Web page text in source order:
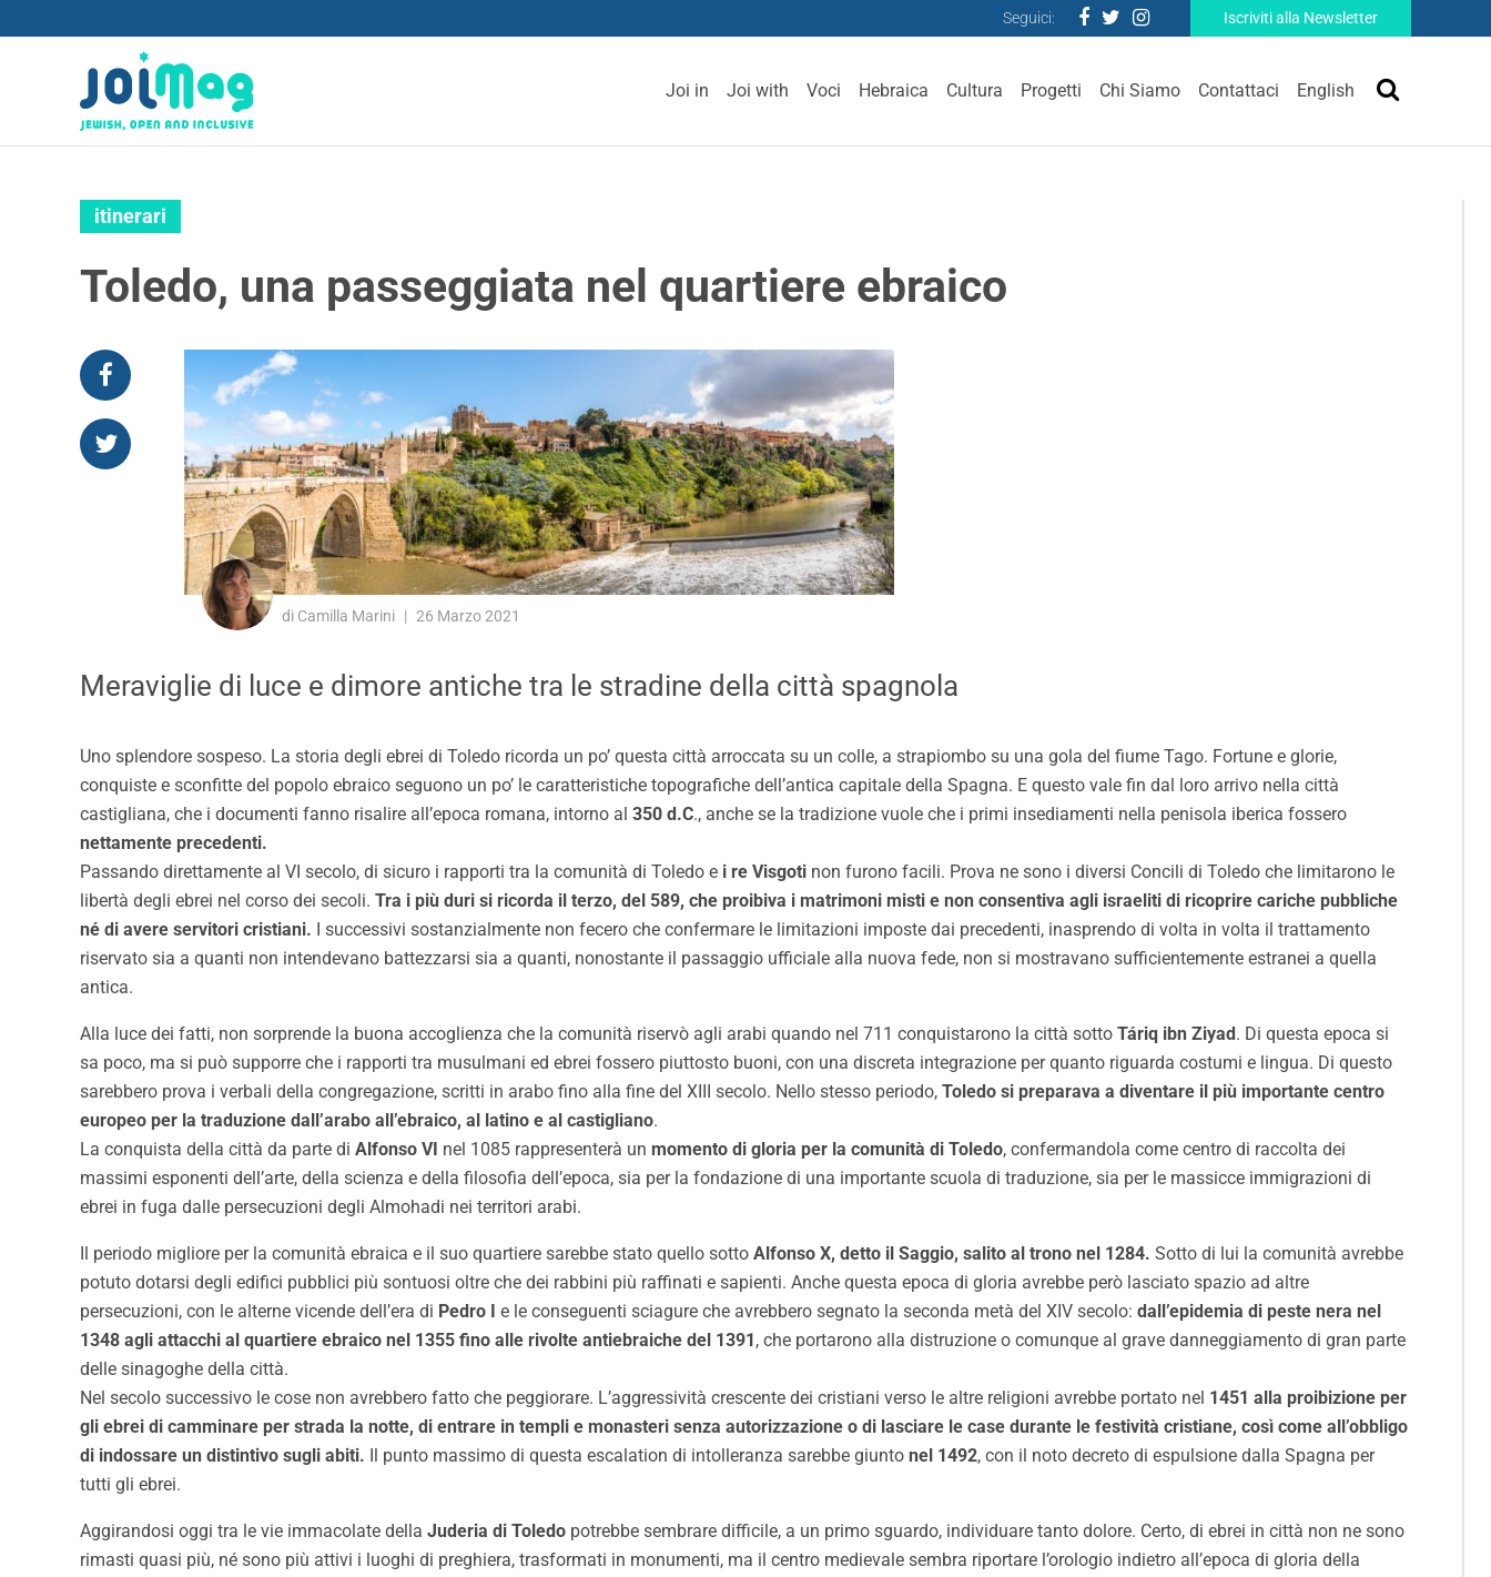
Seguici: Iscriviti alla Newsletter
Joi in Joi with Voci Hebraica Cultura Progetti Chi Siamo Contattaci English
itinerari
Toledo, una passeggiata nel quartiere ebraico
di Camilla Marini 26 Marzo 2021
Meraviglie di luce e dimore antiche tra le stradine della città spagnola
Uno splendore sospeso. La storia degli ebrei di Toledo ricorda un po’ questa città arroccata su un colle, a strapiombo su una gola del fiume Tago. Fortune e glorie,
conquiste e sconfitte del popolo ebraico seguono un po’ le caratteristiche topografiche dell’antica capitale della Spagna. E questo vale fin dal loro arrivo nella città
castigliana, che i documenti fanno risalire all’epoca romana, intorno al 350 d.C., anche se la tradizione vuole che i primi insediamenti nella penisola iberica fossero
nettamente precedenti.
Passando direttamente al VI secolo, di sicuro i rapporti tra la comunità di Toledo e i re Visgoti non furono facili. Prova ne sono i diversi Concili di Toledo che limitarono le
libertà degli ebrei nel corso dei secoli. Tra i più duri si ricorda il terzo, del 589, che proibiva i matrimoni misti e non consentiva agli israeliti di ricoprire cariche pubbliche
né di avere servitori cristiani. I successivi sostanzialmente non fecero che confermare le limitazioni imposte dai precedenti, inasprendo di volta in volta il trattamento
riservato sia a quanti non intendevano battezzarsi sia a quanti, nonostante il passaggio ufficiale alla nuova fede, non si mostravano sufficientemente estranei a quella
antica.
Alla luce dei fatti, non sorprende la buona accoglienza che la comunità riservò agli arabi quando nel 711 conquistarono la città sotto Táriq ibn Ziyad . Di questa epoca si
sa poco, ma si può supporre che i rapporti tra musulmani ed ebrei fossero piuttosto buoni, con una discreta integrazione per quanto riguarda costumi e lingua. Di questo
sarebbero prova i verbali della congregazione, scritti in arabo fino alla fine del XIII secolo. Nello stesso periodo, Toledo si preparava a diventare il più importante centro
europeo per la traduzione dall’arabo all’ebraico, al latino e al castigliano.
La conquista della città da parte di Alfonso VI nel 1085 rappresenterà un momento di gloria per la comunità di Toledo, confermandola come centro di raccolta dei
massimi esponenti dell’arte, della scienza e della filosofia dell’epoca, sia per la fondazione di una importante scuola di traduzione, sia per le massicce immigrazioni di
ebrei in fuga dalle persecuzioni degli Almohadi nei territori arabi.
Il periodo migliore per la comunità ebraica e il suo quartiere sarebbe stato quello sotto Alfonso X, detto il Saggio, salito al trono nel 1284. Sotto di lui la comunità avrebbe
potuto dotarsi degli edifici pubblici più sontuosi oltre che dei rabbini più raffinati e sapienti. Anche questa epoca di gloria avrebbe però lasciato spazio ad altre
persecuzioni, con le alterne vicende dell’era di Pedro I e le conseguenti sciagure che avrebbero segnato la seconda metà del XIV secolo: dall’epidemia di peste nera nel
1348 agli attacchi al quartiere ebraico nel 1355 fino alle rivolte antiebraiche del 1391 , che portarono alla distruzione o comunque al grave danneggiamento di gran parte
delle sinagoghe della città.
Nel secolo successivo le cose non avrebbero fatto che peggiorare. L’aggressività crescente dei cristiani verso le altre religioni avrebbe portato nel 1451 alla proibizione per
gli ebrei di camminare per strada la notte, di entrare in templi e monasteri senza autorizzazione o di lasciare le case durante le festività cristiane, così come all’obbligo
di indossare un distintivo sugli abiti. Il punto massimo di questa escalation di intolleranza sarebbe giunto nel 1492, con il noto decreto di espulsione dalla Spagna per
tutti gli ebrei.
Aggirandosi oggi tra le vie immacolate della Juderia di Toledo potrebbe sembrare difficile, a un primo sguardo, individuare tanto dolore. Certo, di ebrei in città non ne sono
rimasti quasi più, né sono più attivi i luoghi di preghiera, trasformati in monumenti, ma il centro medievale sembra riportare l’orologio indietro all’epoca di gloria della